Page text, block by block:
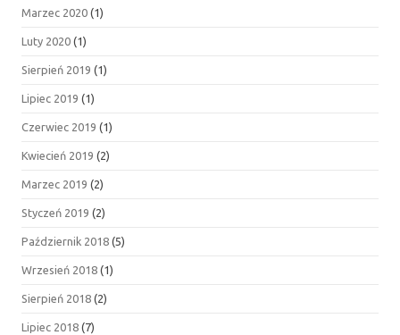
Marzec 2020 (1)
Luty 2020 (1)
Sierpień 2019 (1)
Lipiec 2019 (1)
Czerwiec 2019 (1)
Kwiecień 2019 (2)
Marzec 2019 (2)
Styczeń 2019 (2)
Październik 2018 (5)
Wrzesień 2018 (1)
Sierpień 2018 (2)
Lipiec 2018 (7)